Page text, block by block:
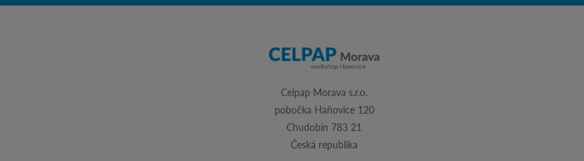
Celpap Morava s.r.o.
pobočka Haňovice 120
Chudobín 783 21
Česká republika